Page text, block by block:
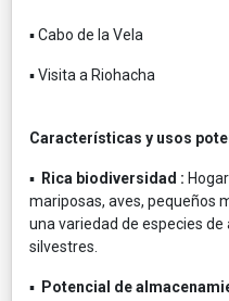
▪ Cabo de la Vela
▪ Visita a Riohacha
Características y usos
▪ Rica biodiversidad :
mariposas, aves, pequeños
una variedad de especies
silvestres.
▪ Potencial de